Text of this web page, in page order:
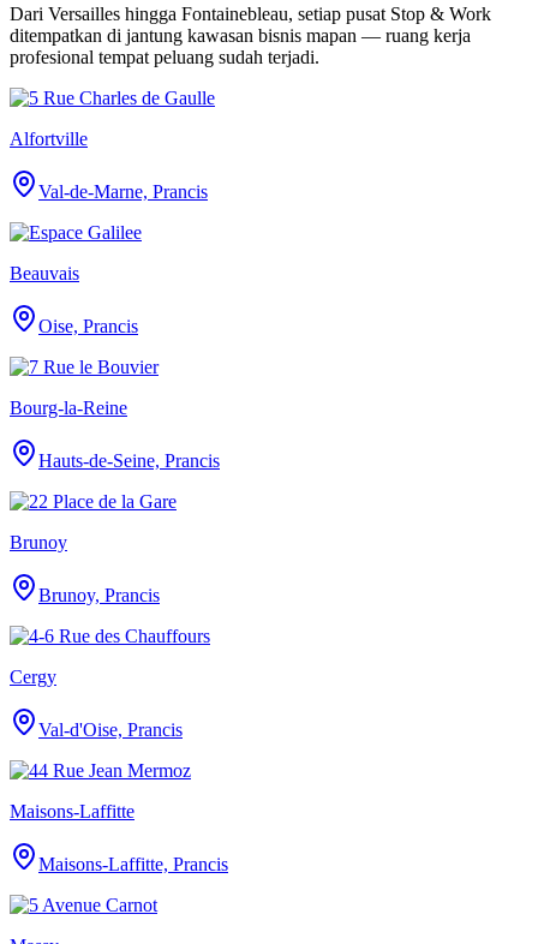
Dari Versailles hingga Fontainebleau, setiap pusat Stop & Work
ditempatkan di jantung kawasan bisnis mapan — ruang kerja
profesional tempat peluang sudah terjadi.
Alfortville
Val-de-Marne, Prancis
Beauvais
Oise, Prancis
Bourg-la-Reine
Hauts-de-Seine, Prancis
Brunoy
Brunoy, Prancis
Cergy
Val-d'Oise, Prancis
Maisons-Laffitte
Maisons-Laffitte, Prancis